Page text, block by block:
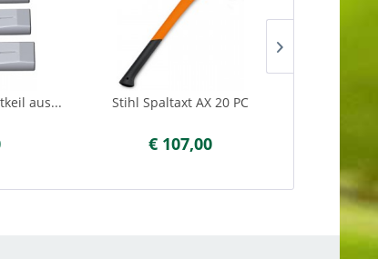
aus... Stihl Spaltaxt AX 20 PC
€ 107,00